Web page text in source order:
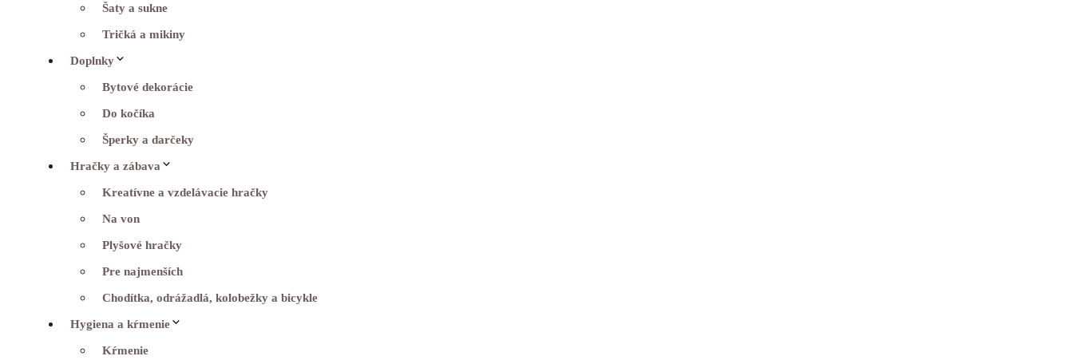
Šaty a sukne
Tričká a mikiny
Doplnky
Bytové dekorácie
Do kočíka
Šperky a darčeky
Hračky a zábava
Kreatívne a vzdelávacie hračky
Na von
Plyšové hračky
Pre najmenších
Chodítka, odrážadlá, kolobežky a bicykle
Hygiena a kŕmenie
Kŕmenie